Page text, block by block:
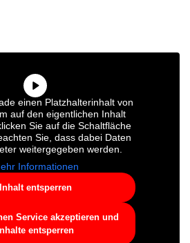
einen Platzhalterinhalt von
auf den eigentlichen Inhalt
Sie auf die Schaltfläche
Sie, dass dabei Daten
weitergegeben werden.
Informationen
Inhalt entsperren
Service akzeptieren und
Inhalte entsperren